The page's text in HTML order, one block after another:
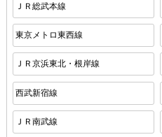
ＪＲ総武本線
東京メトロ東西線
ＪＲ京浜東北・根岸線
西武新宿線
ＪＲ南武線